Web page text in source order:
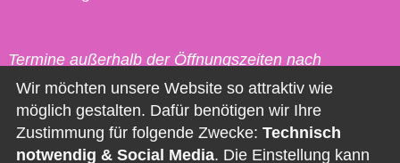
Termine außerhalb der Öffnungszeiten nach
vorheriger Vereinbarung möglich.
Kontakt
Wir möchten unsere Website so attraktiv wie
möglich gestalten. Dafür benötigen wir Ihre
Zustimmung für folgende Zwecke: Technisch
notwendig & Social Media. Die Einstellung kann